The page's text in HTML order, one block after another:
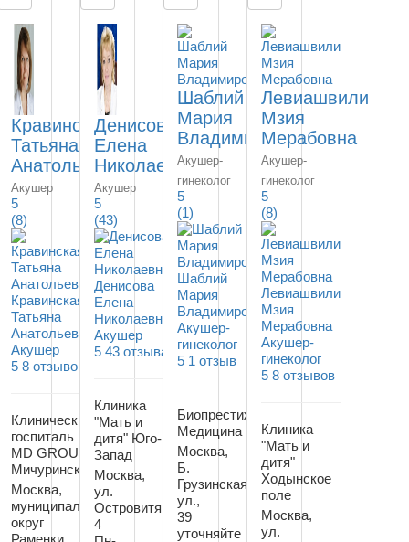
Кравинская
Татьяна
Анатольевна
Акушер
5
(8)
Кравинская
Татьяна
Анатольевна
Акушер
5 8 отзывов
Клинический
госпиталь
MD GROUP
Мичуринский
Москва,
муниципальный
округ
Раменки,
Денисова
Елена
Николаевна
Акушер
5
(43)
Денисова
Елена
Николаевна
Акушер
5 43 отзыва
Клиника
"Мать и
дитя" Юго-
Запад
Москва,
ул.
Островитянова,
4
Шаблий
Мария
Владимировна
Акушер-
гинеколог
5
(1)
Шаблий
Мария
Владимировна
Акушер-
гинеколог
5 1 отзыв
Биопрестиж
Медицина
Москва,
Б.
Грузинская
ул.,
39
уточняйте
Левиашвили
Мзия
Мерабовна
Акушер-
гинеколог
5
(8)
Левиашвили
Мзия
Мерабовна
Акушер-
гинеколог
5 8 отзывов
Клиника
"Мать и
дитя"
Ходынское
поле
Москва,
ул.